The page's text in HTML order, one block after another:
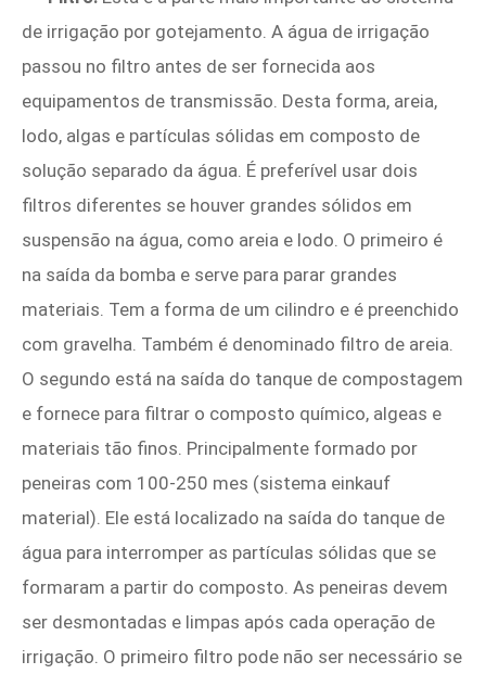
de irrigação por gotejamento. A água de irrigação
passou no filtro antes de ser fornecida aos
equipamentos de transmissão. Desta forma, areia,
lodo, algas e partículas sólidas em composto de
solução separado da água. É preferível usar dois
filtros diferentes se houver grandes sólidos em
suspensão na água, como areia e lodo. O primeiro é
na saída da bomba e serve para parar grandes
materiais. Tem a forma de um cilindro e é preenchido
com gravelha. Também é denominado filtro de areia.
O segundo está na saída do tanque de compostagem
e fornece para filtrar o composto químico, algeas e
materiais tão finos. Principalmente formado por
peneiras com 100-250 mes (sistema einkauf
material). Ele está localizado na saída do tanque de
água para interromper as partículas sólidas que se
formaram a partir do composto. As peneiras devem
ser desmontadas e limpas após cada operação de
irrigação. O primeiro filtro pode não ser necessário se